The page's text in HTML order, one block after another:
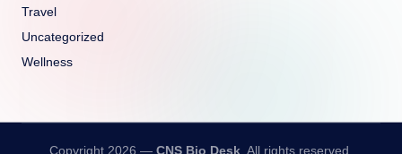
Travel
Uncategorized
Wellness
Copyright 2026 — CNS Bio Desk . All rights reserved.